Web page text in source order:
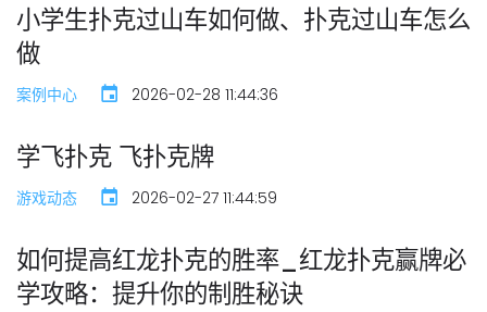
小学生扑克过山车如何做、扑克过山车怎么
做
案例中心 2026-02-28 11:44:36
学飞扑克 飞扑克牌
游戏动态 2026-02-27 11:44:59
如何提高红龙扑克的胜率_红龙扑克赢牌必
学攻略：提升你的制胜秘诀